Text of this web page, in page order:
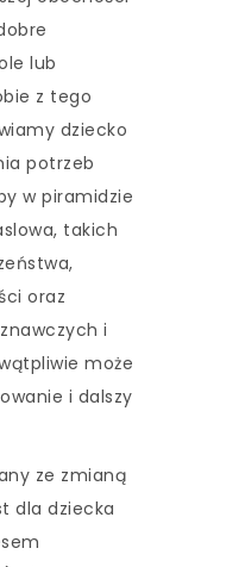
lub
z tego
dziecko
potrzeb
w piramidzie
takich
oraz
i
może
i dalszy
ze zmianą
dla dziecka